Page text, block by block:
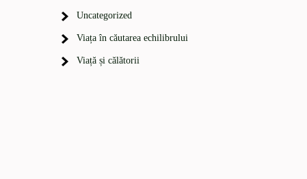
Uncategorized
Viața în căutarea echilibrului
Viață și călătorii